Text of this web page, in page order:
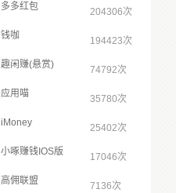
多多红包 204306次
钱咖 194423次
趣闲赚(悬赏) 74792次
应用喵 35780次
iMoney 25402次
小啄赚钱IOS版 17046次
高佣联盟 7136次